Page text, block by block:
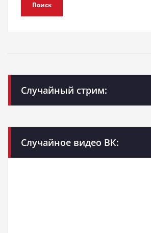
Поиск
Случайный стрим:
Случайное видео ВК: